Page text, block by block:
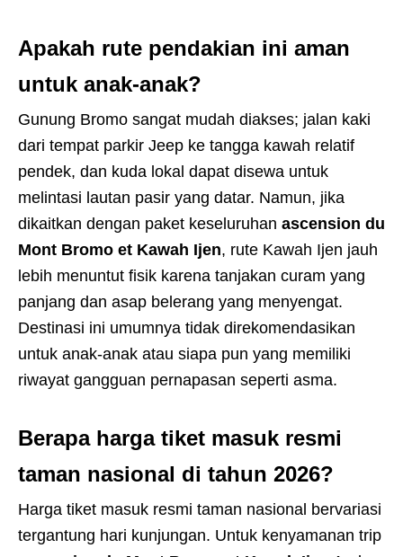
Apakah rute pendakian ini aman
untuk anak-anak?
Gunung Bromo sangat mudah diakses; jalan kaki
dari tempat parkir Jeep ke tangga kawah relatif
pendek, dan kuda lokal dapat disewa untuk
melintasi lautan pasir yang datar. Namun, jika
dikaitkan dengan paket keseluruhan ascension du
Mont Bromo et Kawah Ijen, rute Kawah Ijen jauh
lebih menuntut fisik karena tanjakan curam yang
panjang dan asap belerang yang menyengat.
Destinasi ini umumnya tidak direkomendasikan
untuk anak-anak atau siapa pun yang memiliki
riwayat gangguan pernapasan seperti asma.
Berapa harga tiket masuk resmi
taman nasional di tahun 2026?
Harga tiket masuk resmi taman nasional bervariasi
tergantung hari kunjungan. Untuk kenyamanan trip